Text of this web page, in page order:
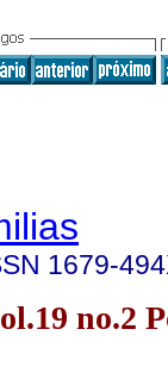
1679-
no.2